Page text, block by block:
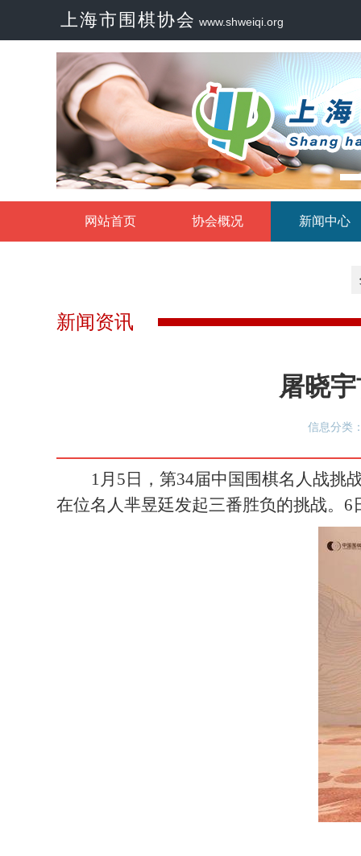
上海市围棋协会 www.shweiqi.org
网站首页 协会概况 新闻中心
新闻资讯
屠晓
信息分类
1月5日，第34届中国围棋名人战挑
在位名人芈昱廷发起三番胜负的挑战。